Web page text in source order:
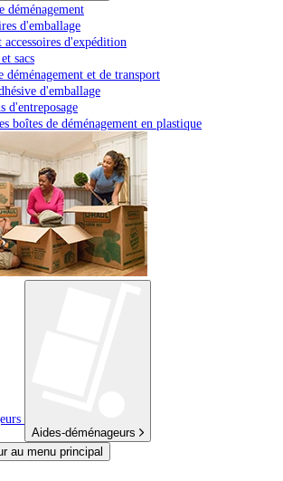
déménagement
d'emballage
accessoires d'expédition
sacs
déménagement et de transport
d'emballage
d'entreposage
boîtes de déménagement en plastique
Aides-déménageurs
au menu principal